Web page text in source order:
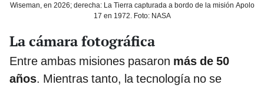
Wiseman, en 2026; derecha: La Tierra capturada a bordo de la misión Apolo
17 en 1972. Foto: NASA
La cámara fotográfica
Entre ambas misiones pasaron más de 50
años. Mientras tanto, la tecnología no se